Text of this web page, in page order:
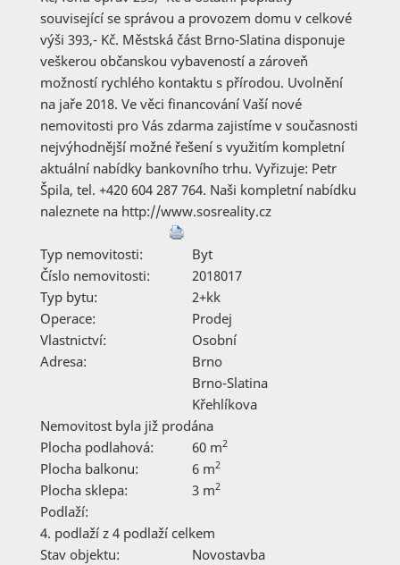
související se správou a provozem domu v celkové
výši 393,- Kč. Městská část Brno-Slatina disponuje
veškerou občanskou vybaveností a zároveň
možností rychlého kontaktu s přírodou. Uvolnění
na jaře 2018. Ve věci financování Vaší nové
nemovitosti pro Vás zdarma zajistíme v současnosti
nejvýhodnější možné řešení s využitím kompletní
aktuální nabídky bankovního trhu. Vyřizuje: Petr
Špila, tel. +420 604 287 764. Naši kompletní nabídku
naleznete na http://www.sosreality.cz
Typ nemovitosti:
Byt
Číslo nemovitosti:
2018017
Typ bytu:
2+kk
Operace:
Prodej
Vlastnictví:
Osobní
Adresa:
Brno
Brno-Slatina
Křehlíkova
Nemovitost byla již prodána
Plocha podlahová:
60 m2
Plocha balkonu: 6 m2
Plocha sklepa: 3 m2
Podlaží:
4. podlaží z 4 podlaží celkem
Stav objektu:
Novostavba